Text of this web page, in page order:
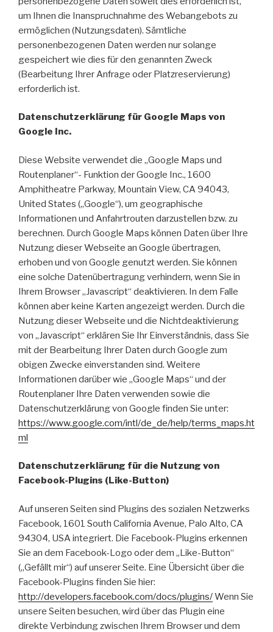
um Ihnen die Inanspruchnahme des Webangebots zu
ermöglichen (Nutzungsdaten). Sämtliche
personenbezogenen Daten werden nur solange
gespeichert wie dies für den genannten Zweck
(Bearbeitung Ihrer Anfrage oder Platzreservierung)
erforderlich ist.
Datenschutzerklärung für Google Maps von
Google Inc.
Diese Website verwendet die „Google Maps und
Routenplaner“- Funktion der Google Inc., 1600
Amphitheatre Parkway, Mountain View, CA 94043,
United States („Google“), um geographische
Informationen und Anfahrtrouten darzustellen bzw. zu
berechnen. Durch Google Maps können Daten über Ihre
Nutzung dieser Webseite an Google übertragen,
erhoben und von Google genutzt werden. Sie können
eine solche Datenübertragung verhindern, wenn Sie in
Ihrem Browser „Javascript“ deaktivieren. In dem Falle
können aber keine Karten angezeigt werden. Durch die
Nutzung dieser Webseite und die Nichtdeaktivierung
von „Javascript“ erklären Sie Ihr Einverständnis, dass Sie
mit der Bearbeitung Ihrer Daten durch Google zum
obigen Zwecke einverstanden sind. Weitere
Informationen darüber wie „Google Maps“ und der
Routenplaner Ihre Daten verwenden sowie die
Datenschutzerklärung von Google finden Sie unter:
https://www.google.com/intl/de_de/help/terms_maps.ht
ml
Datenschutzerklärung für die Nutzung von
Facebook-Plugins (Like-Button)
Auf unseren Seiten sind Plugins des sozialen Netzwerks
Facebook, 1601 South California Avenue, Palo Alto, CA
94304, USA integriert. Die Facebook-Plugins erkennen
Sie an dem Facebook-Logo oder dem „Like-Button“
(„Gefällt mir“) auf unserer Seite. Eine Übersicht über die
Facebook-Plugins finden Sie hier:
http://developers.facebook.com/docs/plugins/Wenn Sie
unsere Seiten besuchen, wird über das Plugin eine
direkte Verbindung zwischen Ihrem Browser und dem